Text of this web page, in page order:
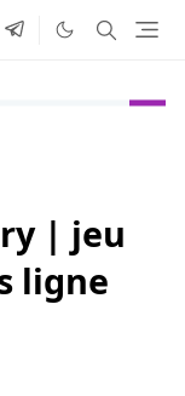
| jeu
ligne